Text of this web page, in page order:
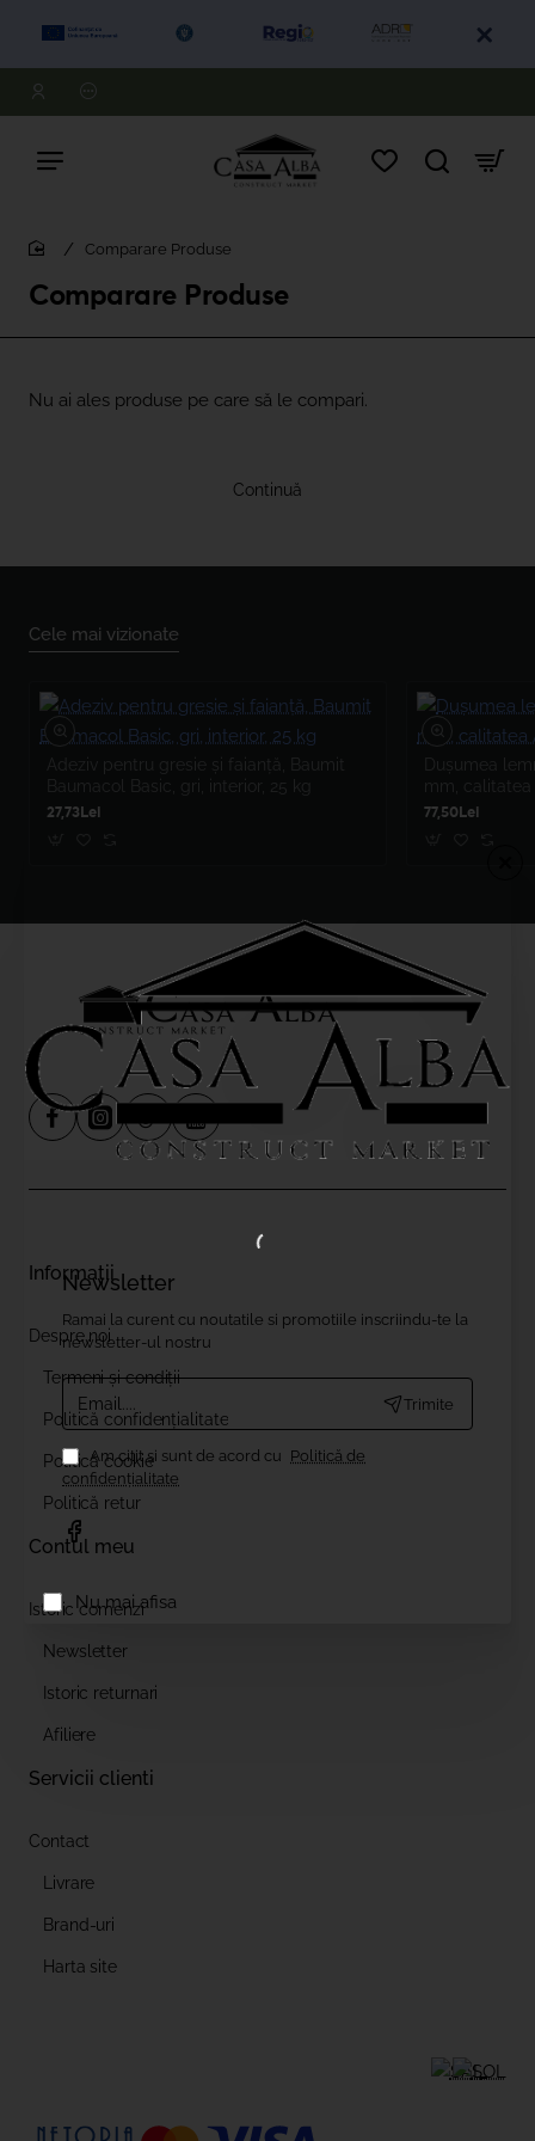
Newsletter
Ramai la curent cu noutatile si promotiile inscriindu-te la
newsletter-ul nostru
Email....
Trimite
Am citit şi sunt de acord cu Politică de
confidențialitate
Nu mai afisa
Comparare Produse
Comparare Produse
Nu ai ales produse pe care să le compari.
Continuă
Cele mai vizionate
Adeziv pentru gresie și faianță, Baumit
Baumacol Basic, gri, interior, 25 kg
27,73Lei
Dușumea
mm,
77,50Lei
Informații
Despre noi
Termeni și condiții
Politică confidențialitate
Politică cookie
Politică retur
Contul meu
Istoric comenzi
Newsletter
Istoric returnari
Afiliere
Servicii clienti
Contact
Livrare
Brand-uri
Harta site